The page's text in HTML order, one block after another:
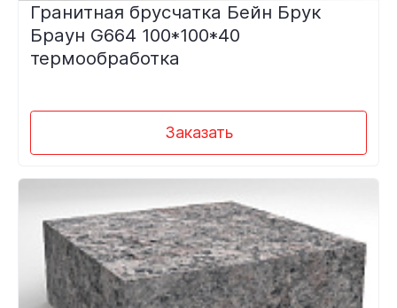
Гранитная брусчатка Бейн Брук
Браун G664 100*100*40
термообработка
Заказать